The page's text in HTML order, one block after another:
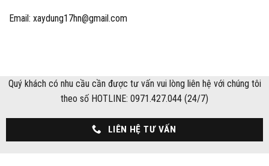
Email: xaydung17hn@gmail.com
Quý khách có nhu cầu cần được tư vấn vui lòng liên hệ với chúng tôi
theo số HOTLINE: 0971.427.044 (24/7)
LIÊN HỆ TƯ VẤN